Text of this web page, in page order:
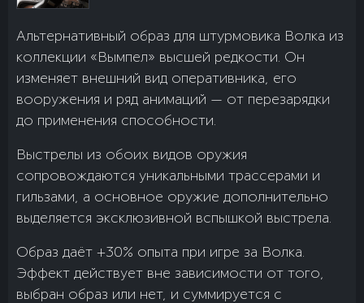
Альтернативный образ для штурмовика Волка из
коллекции «Вымпел» высшей редкости. Он
изменяет внешний вид оперативника, его
вооружения и ряд анимаций — от перезарядки
до применения способности.
Выстрелы из обоих видов оружия
сопровождаются уникальными трассерами и
гильзами, а основное оружие дополнительно
выделяется эксклюзивной вспышкой выстрела.
Образ даёт +30% опыта при игре за Волка.
Эффект действует вне зависимости от того,
выбран образ или нет, и суммируется с